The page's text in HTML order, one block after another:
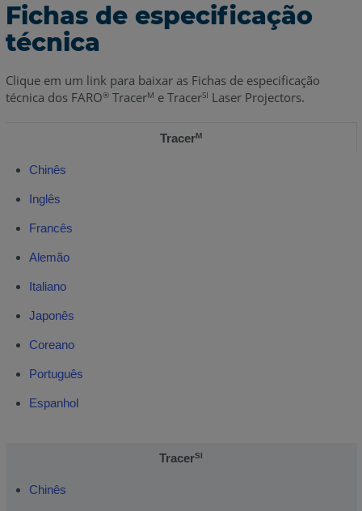
Fichas de especificação
técnica
Clique em um link para baixar as Fichas de especificação
técnica dos FARO®TracerM e TracerSI Laser Projectors.
TracerM
Chinês
Inglês
Francês
Alemão
Italiano
Japonês
Coreano
Português
Espanhol
TracerSI
Chinês